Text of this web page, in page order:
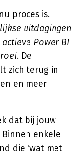
proces is.
uitdagingen
Power BI
. De
zich terug in
en meer
dat bij jouw
enkele
die 'wat met